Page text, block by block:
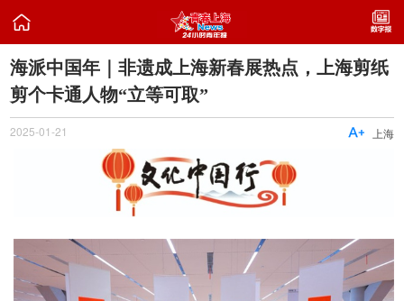

海派中国年｜非遗成上海新春展热点，上海剪纸
剪个卡通人物“立等可取”
2025-01-21 上海
